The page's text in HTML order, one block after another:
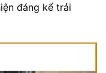
đáng kể trải